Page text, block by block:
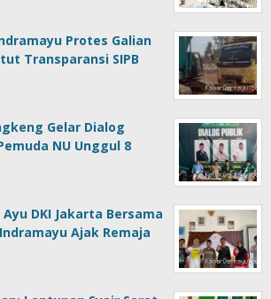
Protes Galian
Transparansi SIPB
Gelar Dialog
NU Unggul 8
DKI Jakarta Bersama
Ajak Remaja